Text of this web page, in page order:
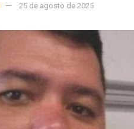
25 de agosto de 2025